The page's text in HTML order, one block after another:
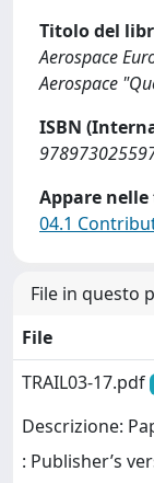
Titolo del
Aerospace
Aerospace
ISBN
Appare
04.1
File in questo
File
TRAIL03-17.pdf
Descrizione:
: Publisher’s